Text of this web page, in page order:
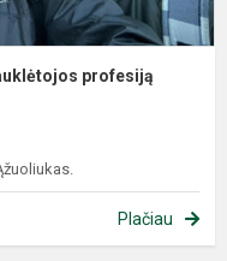
profesiją
Plačiau